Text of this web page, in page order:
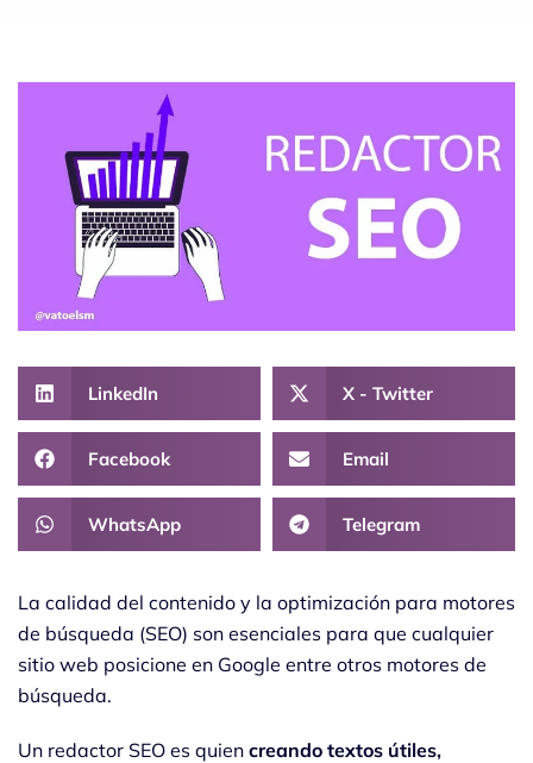
LinkedIn X - Twitter
Facebook Email
WhatsApp Telegram
La calidad del contenido y la optimización para motores
de búsqueda (SEO) son esenciales para que cualquier
sitio web posicione en Google entre otros motores de
búsqueda.
Un redactor SEO es quien creando textos útiles,